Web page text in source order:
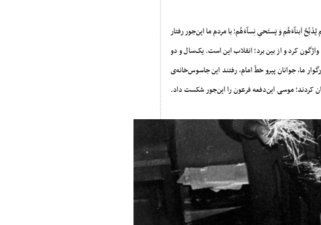
اَبنآءَهُم وَ یَستَحیِ نِسآءَهُم؛ با مردم ما این‌جور رفتار
کرد و از بین برد؛ انقلاب این است. یک‌سال و دو
-یعنی در آبان ۱۳۵۸- جوانان امام بزرگوار ما، جوانان پیرو خطّ امام، رفتند این جاسوس‌خانه‌ی
کردند؛ موسی‌ این‌دفعه فرعون را این‌جور شکست داد.